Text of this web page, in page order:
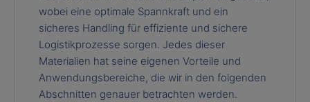
wobei eine optimale Spannkraft und ein
sicheres Handling für effiziente und sichere
Logistikprozesse sorgen. Jedes dieser
Materialien hat seine eigenen Vorteile und
Anwendungsbereiche, die wir in den folgenden
Abschnitten genauer betrachten werden.